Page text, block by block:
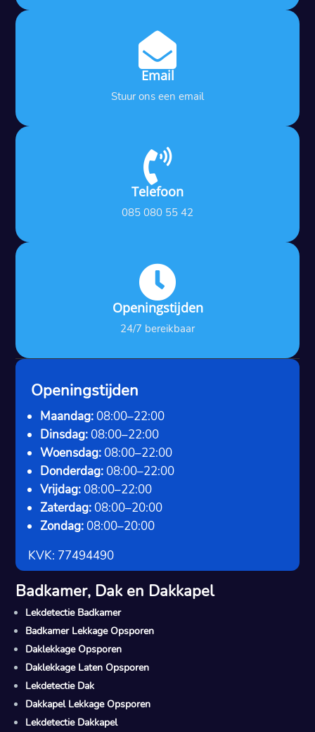

Email
Stuur ons een email

Telefoon
085 080 55 42

Openingstijden
24/7 bereikbaar
Openingstijden
Maandag: 08:00–22:00
Dinsdag: 08:00–22:00
Woensdag: 08:00–22:00
Donderdag: 08:00–22:00
Vrijdag: 08:00–22:00
Zaterdag: 08:00–20:00
Zondag: 08:00–20:00
KVK: 77494490
Badkamer, Dak en Dakkapel
Lekdetectie Badkamer
Badkamer Lekkage Opsporen
Daklekkage Opsporen
Daklekkage Laten Opsporen
Lekdetectie Dak
Dakkapel Lekkage Opsporen
Lekdetectie Dakkapel